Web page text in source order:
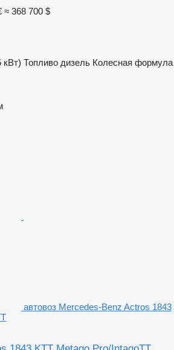
≈ 368 700 $
кВт) Топливо дизель Колесная формула
автовоз Mercedes-Benz Actros 1843